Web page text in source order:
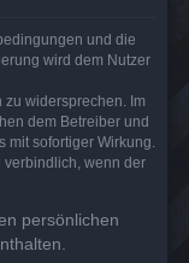
und die
wird dem Nutzer
widersprechen. Im
dem Betreiber und
sofortiger Wirkung.
wenn der
persönlichen